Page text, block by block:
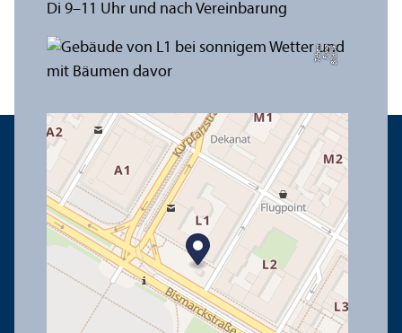
Bil
d:
Y
e
F
u
n
g
T
c
h
e
n
Di 9–11 Uhr und nach Vereinbarung